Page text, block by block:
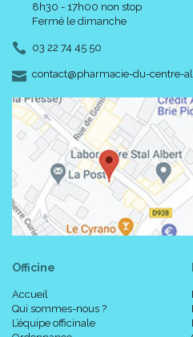
8h30 - 17h00 non stop
Fermé le dimanche
03 22 74 45 50
contact-
@-
pharmacie-du-centre-
Officine
Accueil
Qui sommes-nous ?
L’équipe officinale